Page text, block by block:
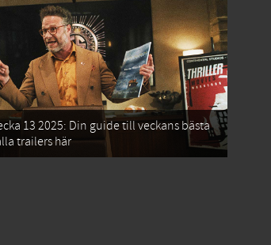
13 2025: Din guide till veckans bästa
trailers här